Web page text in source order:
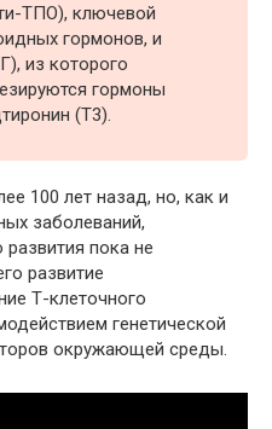
ТПО), ключевой
гормонов, и
из которого
гормоны
(Т3).
100 лет назад, но, как и
заболеваний,
пока не
развитие
Т-клеточного
генетической
окружающей среды.